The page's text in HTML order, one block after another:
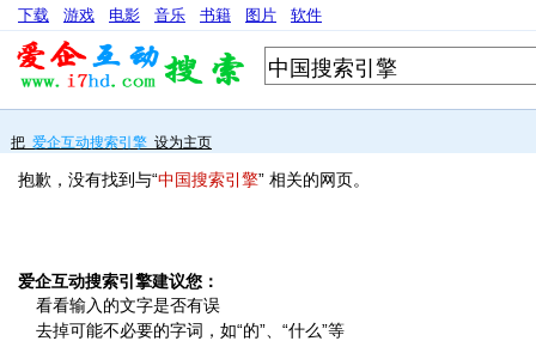
下载 游戏 电影 音乐 书籍 图片 软件
把 爱企互动搜索引擎 设为主页
抱歉，没有找到与“中国搜索引擎” 相关的网页。
爱企互动搜索引擎建议您：
看看输入的文字是否有误
去掉可能不必要的字词，如“的”、“什么”等